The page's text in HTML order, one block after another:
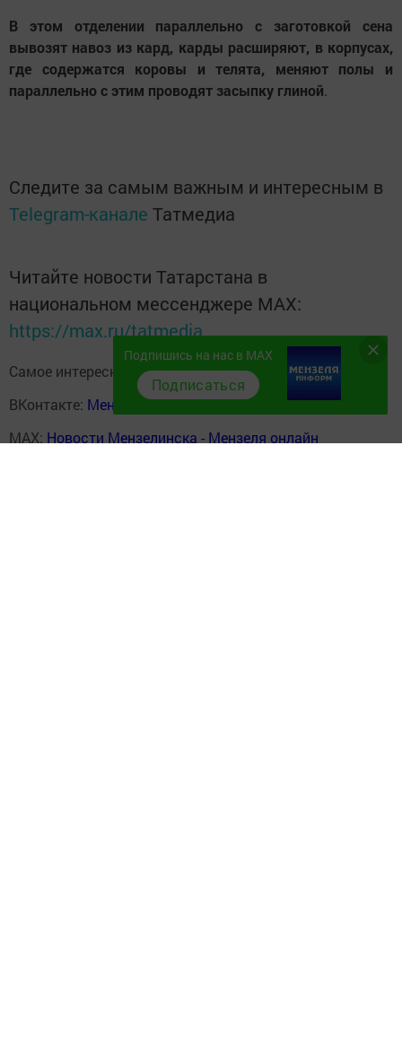
В этом отделении параллельно с заготовкой сена
вывозят навоз из кард, карды расширяют, в корпусах,
где содержатся коровы и телята, меняют полы и
параллельно с этим проводят засыпку глиной.
Следите за самым важным и интересным в
Telegram-канале Татмедиа
Читайте новости Татарстана в
национальном мессенджере MАХ:
https://max.ru/tatmedia
Самое интересное в наших социальных сетях:
ВКонтакте: Мензелинск news - Мензеля-информ
MAX: Новости Мензелинска - Мензеля онлайн
Подпишись на нас в MAX
Подписаться